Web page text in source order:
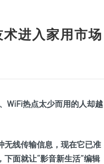
进入家用市场
WiFi热点太少而用的人却越
线传输信息，现在它已准
下面就让“影音新生活”编辑